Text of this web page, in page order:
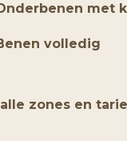
met
volledig
zones en